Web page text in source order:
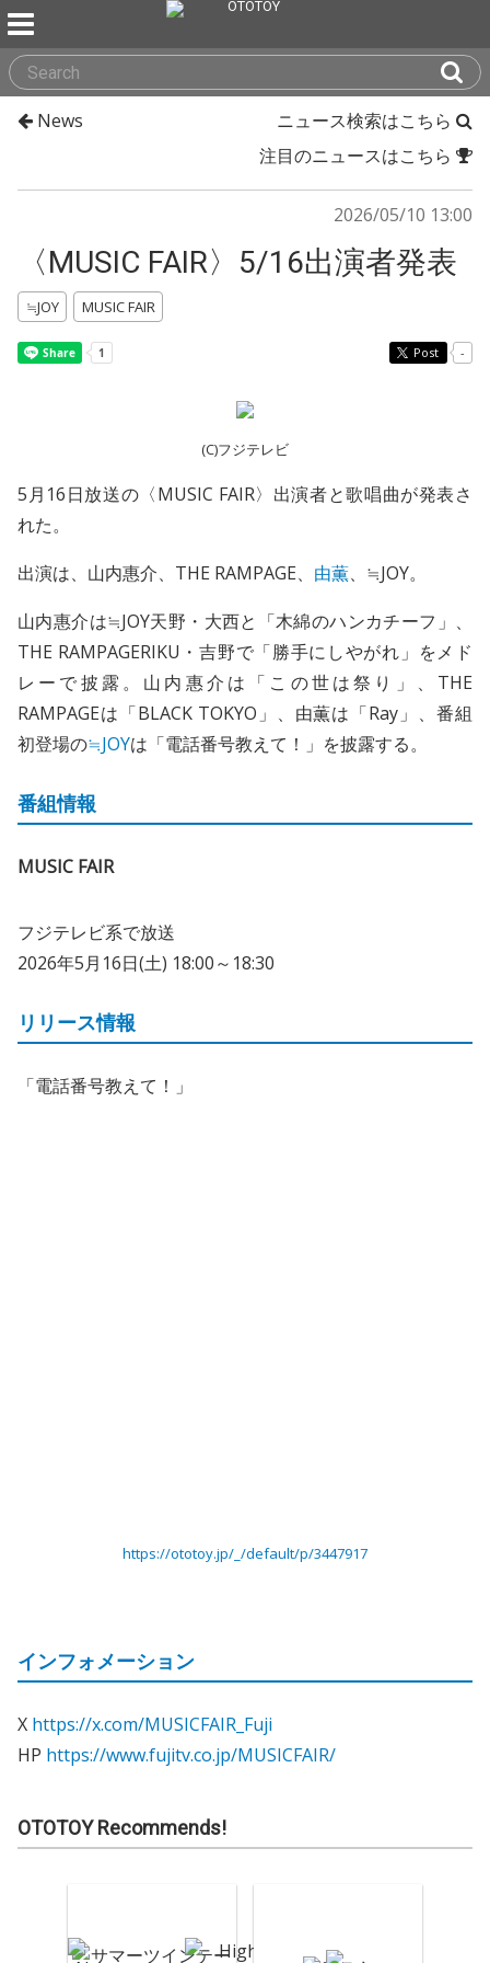
News
ニュース検索はこちら
注目のニュースはこちら
2026/05/10 13:00
〈MUSIC FAIR〉5/16出演者発表
≒JOY MUSIC FAIR
Post -
(C)フジテレビ
5月16日放送の〈MUSIC FAIR〉出演者と歌唱曲が発表さ
れた。
出演は、山内惠介、THE RAMPAGE、 由薫、≒JOY。
山内惠介は≒JOY天野・大西と「木綿のハンカチーフ」、
THE RAMPAGERIKU・吉野で「勝手にしやがれ」をメド
レーで披露。山内惠介は「この世は祭り」、THE
RAMPAGEは「BLACK TOKYO」、由薫は「Ray」、番組
初登場の≒JOYは「電話番号教えて！」を披露する。
番組情報
MUSIC FAIR
フジテレビ系で放送
2026年5月16日(土) 18:00～18:30
リリース情報
「電話番号教えて！」
https://ototoy.jp/_/default/p/3447917
インフォメーション
X https://x.com/MUSICFAIR_Fuji
HP https://www.fujitv.co.jp/MUSICFAIR/
OTOTOY Recommends!